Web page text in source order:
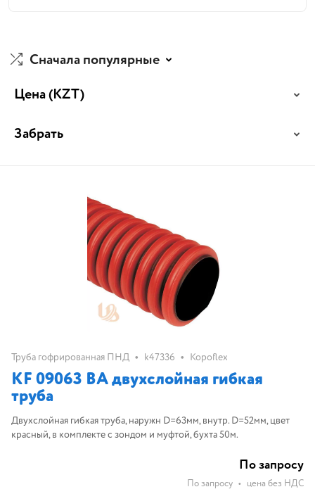
Сначала популярные
Цена(KZT)
Забрать
Труба гофрированная ПНД • k47336 • Kopoflex
KF 09063 BA двухслойная гибкая
труба
Двухслойная гибкая труба, наружн D=63мм, внутр. D=52мм, цвет
красный, в комплекте с зондом и муфтой, бухта 50м.
По запросу
По запросу • цена без НДС